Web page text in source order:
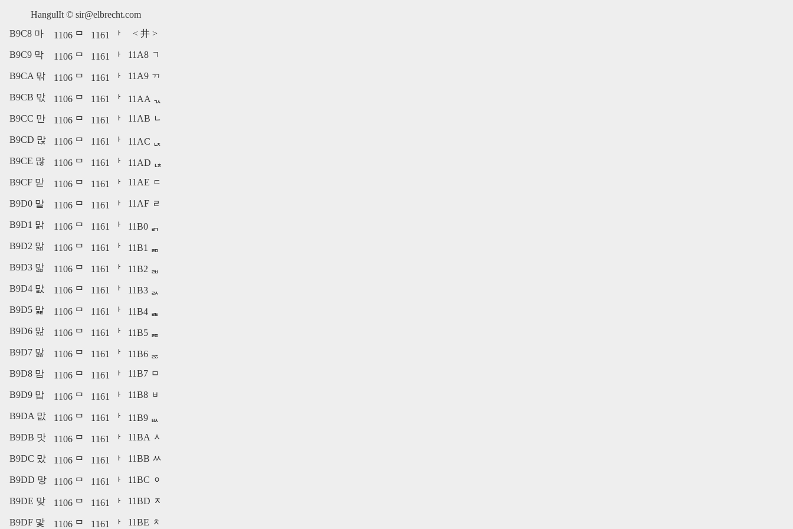
HangulIt © sir@elbrecht.com
B9C8 마
1106 ᄆ 1161 ᅡ < 井 >
B9C9 막 1106 ᄆ 1161 ᅡ 11A8 ᆨ
B9CA 맊 1106 ᄆ 1161 ᅡ 11A9 ᆩ
B9CB 맋 1106 ᄆ 1161 ᅡ
11AA ᆪ
B9CC 만
1106 ᄆ 1161 ᅡ 11AB ᆫ
B9CD 맍 1106 ᄆ 1161 ᅡ
11AC ᆬ
B9CE 많
1106 ᄆ 1161 ᅡ
11AD ᆭ
B9CF 맏
1106 ᄆ 1161 ᅡ 11AE ᆮ
B9D0 말 1106 ᄆ 1161 ᅡ 11AF ᆯ
B9D1 맑 1106 ᄆ 1161 ᅡ
11B0 ᆰ
B9D2 맒
1106 ᄆ 1161 ᅡ
11B1 ᆱ
B9D3 맓
1106 ᄆ 1161 ᅡ
11B2 ᆲ
B9D4 맔
1106 ᄆ 1161 ᅡ
11B3 ᆳ
B9D5 맕
1106 ᄆ 1161 ᅡ
11B4 ᆴ
B9D6 맖
1106 ᄆ 1161 ᅡ
11B5 ᆵ
B9D7 맗
1106 ᄆ 1161 ᅡ
11B6 ᆶ
B9D8 맘
1106 ᄆ 1161 ᅡ 11B7 ᆷ
B9D9 맙 1106 ᄆ 1161 ᅡ 11B8 ᆸ
B9DA 맚 1106 ᄆ 1161 ᅡ
11B9 ᆹ
B9DB 맛
1106 ᄆ 1161 ᅡ 11BA ᆺ
B9DC 맜 1106 ᄆ 1161 ᅡ 11BB ᆻ
B9DD 망 1106 ᄆ 1161 ᅡ 11BC ᆼ
B9DE 맞 1106 ᄆ 1161 ᅡ 11BD ᆽ
B9DF 맟 1106 ᄆ 1161 ᅡ 11BE ᆾ